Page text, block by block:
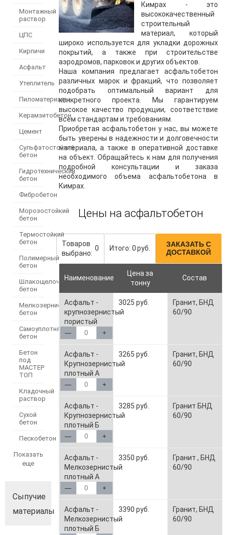
Монтажный
раствор
ЦПС
Кирпичи
Асфальт
Утеплитель
Пиломатериалы
Керамзитобетон
Цемент
Сульфатостойкий
бетон
Гидротехнический
бетон
Фибробетон
Морозостойкий
бетон
Термостойкий
бетон
Полимерный
бетон
Шлакощелочной
бетон
Мелкозернистый
бетон
Самоуплотняющийся
бетон
Бетон
под
МАСТЕР
ТОП
Кладочный
раствор
Сухой
бетон
Пескобетон
Показать
еще
Сыпучие
материалы
Кимрах - это
высококачественный
строительный
материал, который
широко используется для укладки дорожных
покрытий, а также при строительстве
аэродромов, парковок и других объектов.
Наша компания предлагает асфальтобетон
различных марок и фракций, что позволяет
подобрать оптимальный вариант для
конкретного проекта. Мы гарантируем
высокое качество продукции, соответствие
всем стандартам и требованиям.
Приобретая асфальтобетон у нас, вы можете
быть уверены в надежности и долговечности
материала, а также в оперативной доставке
на объект. Обращайтесь к нам для получения
подробной консультации и заказа
необходимого объема асфальтобетона в
Кимрах.
Цены на асфальтобетон
Товаров
выбрано:
0 Итого: 0 руб.
ЗАКАЗАТЬ С
ДОСТАВКОЙ
Наименование
Цена за
тонну
Состав
Асфальт -
крупнозернистый
пористый
— +
3025 руб.
Гранит, БНД
60/90
Асфальт -
Крупнозернистый
плотный А
— +
3265 руб.
Гранит, БНД
60/90
Асфальт -
Крупнозернистый
плотный Б
— +
3285 руб.
Гранит БНД
60/90
Асфальт -
Мелкозернистый
плотный А
— +
3350 руб.
Гранит , БНД
60/90
Асфальт -
Мелкозернистый
плотный Б
3390 руб.
Гранит, БНД
60/90